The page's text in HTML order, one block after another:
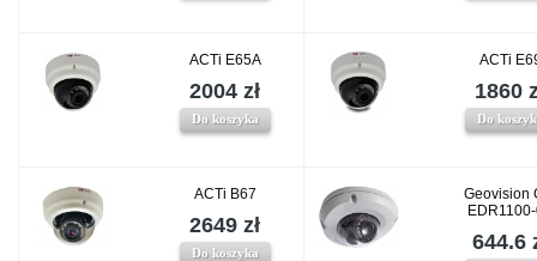
ACTi E65A
2004 zł
Do koszyka
ACTi
1860
Do
ACTi B67
2649 zł
Do koszyka
Geovision
644.6